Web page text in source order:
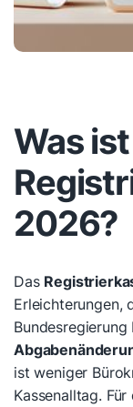
Was
2026?
Das
Erleichterungen,
ist weniger
Kassenalltag.